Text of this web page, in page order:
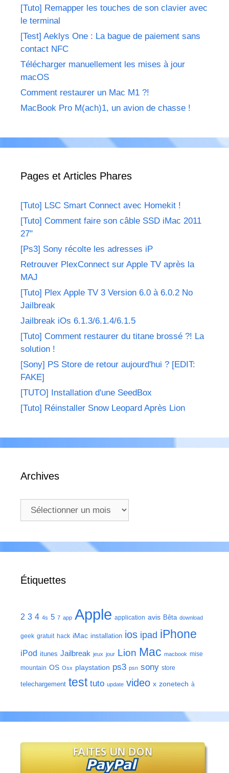
[Tuto] Remapper les touches de son clavier avec
le terminal
[Test] Aeklys One : La bague de paiement sans
contact NFC
Télécharger manuellement les mises à jour
macOS
Comment restaurer un Mac M1 ?!
MacBook Pro M(ach)1, un avion de chasse !
Pages et Articles Phares
[Tuto] LSC Smart Connect avec Homekit !
[Tuto] Comment faire son câble SSD iMac 2011
27"
[Ps3] Sony récolte les adresses iP
Retrouver PlexConnect sur Apple TV après la
MAJ
[Tuto] Plex Apple TV 3 Version 6.0 à 6.0.2 No
Jailbreak
Jailbreak iOs 6.1.3/6.1.4/6.1.5
[Tuto] Comment restaurer du titane brossé ?! La
solution !
[Sony] PS Store de retour aujourd'hui ? [EDIT:
FAKE]
[TUTO] Installation d'une SeedBox
[Tuto] Réinstaller Snow Leopard Après Lion
Archives
Archives
Étiquettes
2 3 4 4s 5 7 app Apple application avis Bêta download
geek gratuit hack iMac installation ios ipad iPhone
iPod itunes Jailbreak jeux jour Lion Mac macbook mise
mountain OS Osx playstation ps3 psn sony store
telechargement test tuto update video x zonetech à